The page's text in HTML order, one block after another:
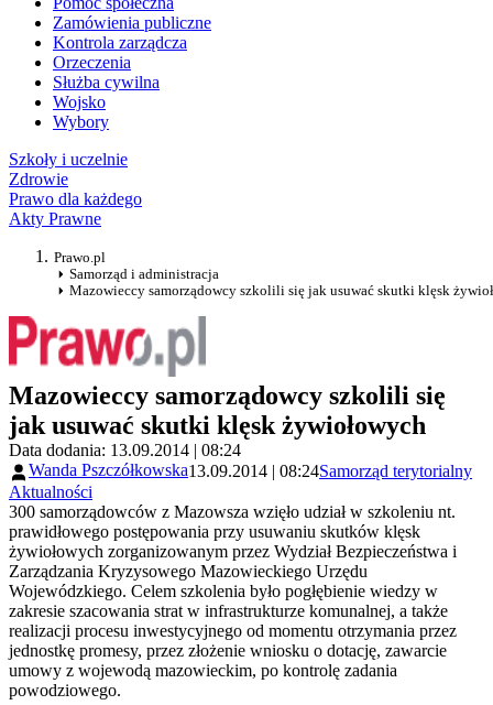
Zamówienia publiczne
Kontrola zarządcza
Orzeczenia
Służba cywilna
Wojsko
Wybory
Szkoły i uczelnie
Zdrowie
Prawo dla każdego
Akty Prawne
Prawo.pl
Samorząd i administracja
Mazowieccy samorządowcy szkolili się jak usuwać skutki klęsk
Mazowieccy samorządowcy szkolili się
jak usuwać skutki klęsk żywiołowych
Data dodania: 13.09.2014 | 08:24
Wanda Pszczółkowska13.09.2014 | 08:24Samorząd terytorialny
Aktualności
300 samorządowców z Mazowsza wzięło udział w szkoleniu nt.
prawidłowego postępowania przy usuwaniu skutków klęsk
żywiołowych zorganizowanym przez Wydział Bezpieczeństwa i
Zarządzania Kryzysowego Mazowieckiego Urzędu
Wojewódzkiego. Celem szkolenia było pogłębienie wiedzy w
zakresie szacowania strat w infrastrukturze komunalnej, a także
realizacji procesu inwestycyjnego od momentu otrzymania przez
jednostkę promesy, przez złożenie wniosku o dotację, zawarcie
umowy z wojewodą mazowieckim, po kontrolę zadania
powodziowego.